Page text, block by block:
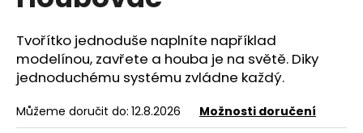
z
5
hvězdiček.
Tvořítko jednoduše naplníte například
modelínou, zavřete a houba je na světě. Diky
jednoduchému systému zvládne každý.
Můžeme doručit do: 12.8.2026 Možnosti doručení
j
í
t
?